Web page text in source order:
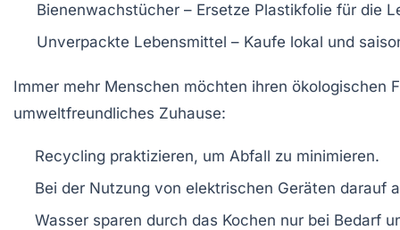
Bienenwachstücher – Ersetze Plastikfolie für die
Unverpackte Lebensmittel – Kaufe lokal und
Immer mehr Menschen möchten ihren ökologischen
umweltfreundliches Zuhause:
Recycling praktizieren, um Abfall zu minimieren.
Bei der Nutzung von elektrischen Geräten darauf
Wasser sparen durch das Kochen nur bei Bedarf